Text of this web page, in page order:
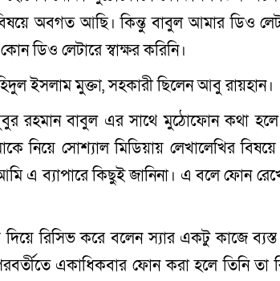
অবগত আছি। কিন্তু বাবুল আমার ডিও
ডিও লেটারে স্বাক্ষর করিনি।
ইসলাম মুক্তা, সহকারী ছিলেন আবু রায়হান।
রহমান বাবুল এর সাথে মুঠোফোন কথা হলে
নিয়ে সোশ্যাল মিডিয়ায় লেখালেখির
এ ব্যাপারে কিছুই জানিনা। এ বলে ফোন
রিসিভ করে বলেন স্যার একটু কাজে
একাধিকবার ফোন করা হলে তিনি তা